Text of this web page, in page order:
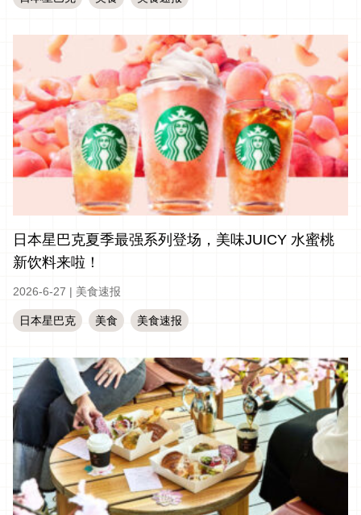
日本星巴克夏季最强系列登场，美味JUICY 水蜜桃
新饮料来啦！
2026-6-27 | 美食速报
日本星巴克 美食 美食速报